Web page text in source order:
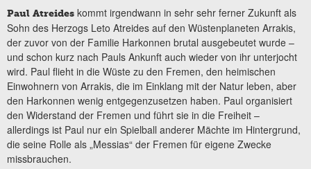
Paul Atreides kommt irgendwann in sehr sehr ferner Zukunft als
Sohn des Herzogs Leto Atreides auf den Wüstenplaneten Arrakis,
der zuvor von der Familie Harkonnen brutal ausgebeutet wurde –
und schon kurz nach Pauls Ankunft auch wieder von ihr unterjocht
wird. Paul flieht in die Wüste zu den Fremen, den heimischen
Einwohnern von Arrakis, die im Einklang mit der Natur leben, aber
den Harkonnen wenig entgegenzusetzen haben. Paul organisiert
den Widerstand der Fremen und führt sie in die Freiheit –
allerdings ist Paul nur ein Spielball anderer Mächte im Hintergrund,
die seine Rolle als „Messias“ der Fremen für eigene Zwecke
missbrauchen.